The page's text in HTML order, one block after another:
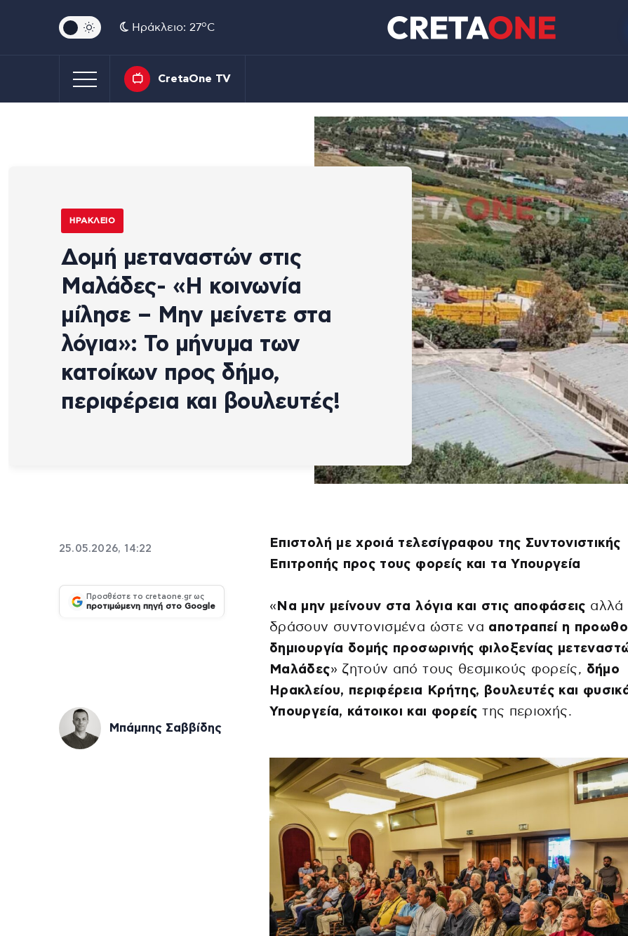
Ηράκλειο: 27oC
CretaOne TV
ΗΡΆΚΛΕΙΟ
Δομή μεταναστών στις
Μαλάδες- «Η κοινωνία
μίλησε – Μην μείνετε στα
λόγια»: Το μήνυμα των
κατοίκων προς δήμο,
περιφέρεια και βουλευτές!
25.05.2026, 14:22
Προσθέστε το cretaone.gr ως
προτιμώμενη πηγή στο Google
Μπάμπης Σαββίδης
Επιστολή με χροιά τελεσίγραφου της Συντονιστικής
Επιτροπής προς τους φορείς και τα Υπουργεία
« Να μην μείνουν στα λόγια και στις αποφάσεις αλλά
δράσουν συντονισμένα ώστε να αποτραπεί η
δημιουργία δομής προσωρινής φιλοξενίας
Μαλάδες» ζητούν από τους θεσμικούς φορείς, δήμο
Ηρακλείου, περιφέρεια Κρήτης, βουλευτές και
Υπουργεία, κάτοικοι και φορείς της περιοχής.